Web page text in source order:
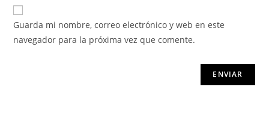
Guarda mi nombre, correo electrónico y web en este
navegador para la próxima vez que comente.